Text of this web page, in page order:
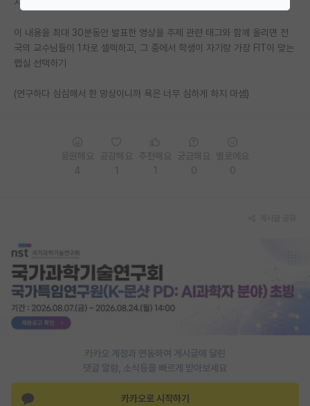
연구실(PI) 홍보 게시판
석박사 채용 정보 게시판
임용 정보 게시판
학부 인턴 게시판
반도체/AI 게시판
장학금/장학생 게시판
학술 정보 게시판
유학교육
이 내용을 최대 30분동안 발표한 영상을 주제 관련 태그와 함께 올리면 전
국의 교수님들이 1차로 셀렉하고, 그 중에서 학생이 자기랑 가장 FIT이 맞는
랩실 선택하기
(연구하다 심심해서 한 망상이니까 욕은 너무 심하게 하지 마셈)
카카오 계정과 연동하여 게시글에 달린
댓글 알람, 소식등을 빠르게 받아보세요
카카오로 시작하기